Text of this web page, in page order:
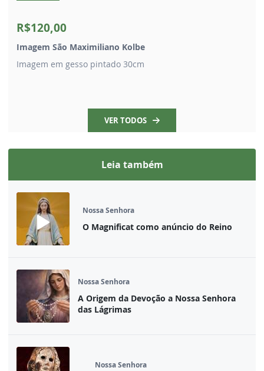
R$120,00
Imagem São Maximiliano Kolbe
Imagem em gesso pintado 30cm
VER TODOS
Leia também
Nossa Senhora
O Magnificat como anúncio do Reino
Nossa Senhora
A Origem da Devoção a Nossa Senhora
das Lágrimas
Nossa Senhora